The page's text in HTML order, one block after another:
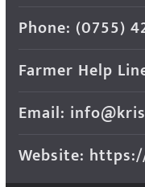
Phone: (0755)
Farmer Help
Email:
Website: